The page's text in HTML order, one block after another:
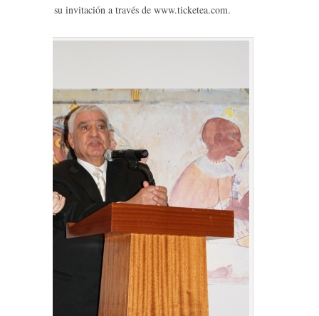
su invitación a través de www.ticketea.com.